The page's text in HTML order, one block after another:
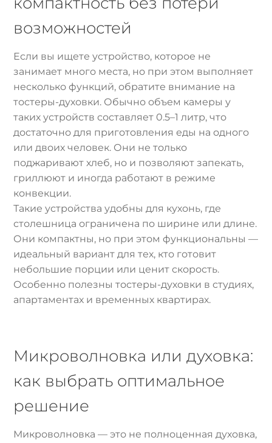
возможностей
Если вы ищете устройство, которое не
занимает много места, но при этом выполняет
несколько функций, обратите внимание на
тостеры-духовки. Обычно объем камеры у
таких устройств составляет 0.5–1 литр, что
достаточно для приготовления еды на одного
или двоих человек. Они не только
поджаривают хлеб, но и позволяют запекать,
гриллюют и иногда работают в режиме
конвекции.
Такие устройства удобны для кухонь, где
столешница ограничена по ширине или длине.
Они компактны, но при этом функциональны —
идеальный вариант для тех, кто готовит
небольшие порции или ценит скорость.
Особенно полезны тостеры-духовки в студиях,
апартаментах и временных квартирах.
Микроволновка или духовка:
как выбрать оптимальное
решение
Микроволновка — это не полноценная духовка,